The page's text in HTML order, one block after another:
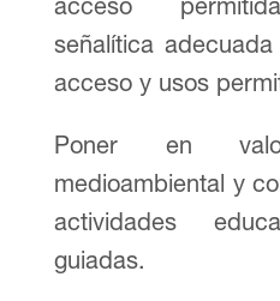
acceso
señalítica
acceso y usos
Poner en
medioambiental y
actividades
guiadas.